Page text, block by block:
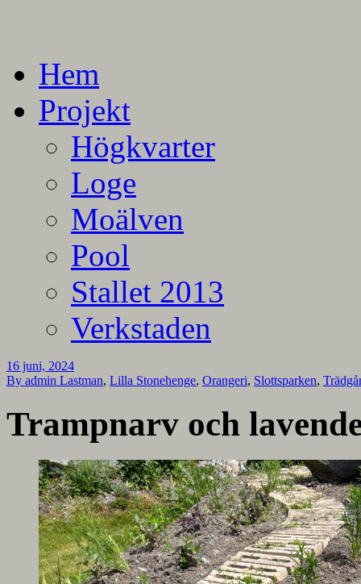
Hem
Projekt
Högkvarter
Loge
Moälven
Pool
Stallet 2013
Verkstaden
16 juni, 2024
By admin Lastman, Lilla Stonehenge, Orangeri, Slottsparken,
Trampnarv och